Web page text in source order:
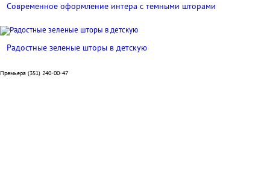
Современное оформление интера с темными шторами
Радостные зеленые шторы в детскую
Премьера (351) 240-00-47